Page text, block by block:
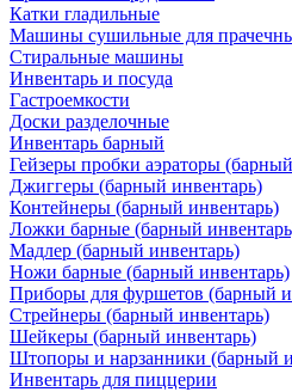
Катки гладильные
Машины сушильные для
Стиральные машины
Инвентарь и посуда
Гастроемкости
Доски разделочные
Инвентарь барный
Гейзеры пробки аэраторы
Джиггеры (барный инвентарь)
Контейнеры (барный инвентарь)
Ложки барные (барный
Мадлер (барный инвентарь)
Ножи барные (барный инвентарь)
Приборы для фуршетов (барный
Стрейнеры (барный инвентарь)
Шейкеры (барный инвентарь)
Штопоры и нарзанники (барный
Инвентарь для пиццерии